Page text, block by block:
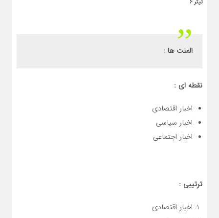
تیتر ۶
المنت ها :
نقطه ای :
اخبار اقتصادی
اخبار سیاسی
اخبار اجتماعی
ترتیبی :
اخبار اقتصادی